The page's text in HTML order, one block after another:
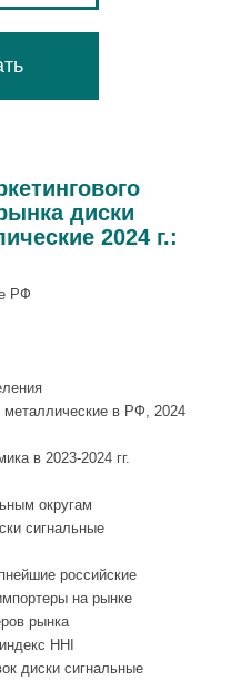
диски
2024 г.:
РФ
в РФ, 2024
в 2023-2024 гг.
округам
сигнальные
российские
на рынке
рынка
HHI
диски сигнальные